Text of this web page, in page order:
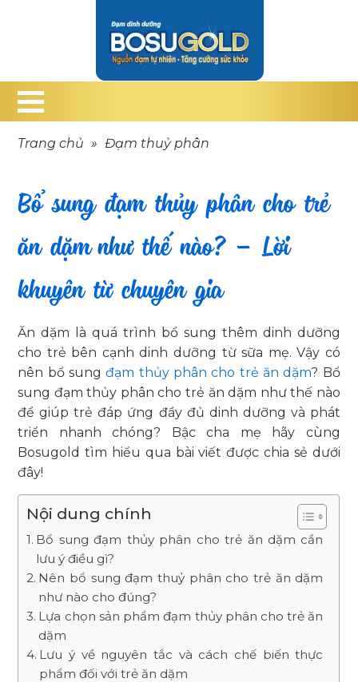
Trang chủ » Đạm thuỷ phân
Bổ sung đạm thủy phân cho trẻ
ăn dặm như thế nào? – Lời
khuyên từ chuyên gia
Ăn dặm là quá trình bổ sung thêm dinh dưỡng
cho trẻ bên cạnh dinh dưỡng từ sữa mẹ. Vậy có
nên bổ sungđạm thủy phân cho trẻ ăn dặm? Bổ
sung đạm thủy phân cho trẻ ăn dặm như thế nào
để giúp trẻ đáp ứng đầy đủ dinh dưỡng và phát
triển nhanh chóng? Bậc cha mẹ hãy cùng
Bosugold tìm hiểu qua bài viết được chia sẻ dưới
đây!
Nội dung chính
Bổ sung đạm thủy phân cho trẻ ăn dặm cần
lưu ý điều gì?
Nên bổ sung đạm thuỷ phân cho trẻ ăn dặm
như nào cho đúng?
Lựa chọn sản phẩm đạm thủy phân cho trẻ ăn
dặm
Lưu ý về nguyên tắc và cách chế biến thực
phẩm đối với trẻ ăn dặm